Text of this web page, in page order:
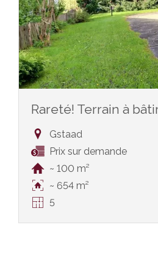
Rareté! Terrain à
Gstaad
Prix sur demande
~ 100 m²
~ 654 m²
5